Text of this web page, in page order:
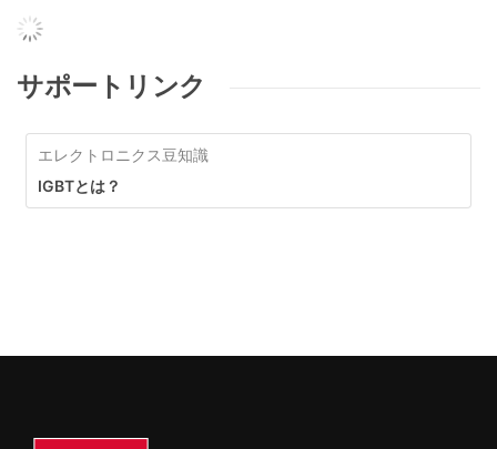
サポートリンク
エレクトロニクス豆知識
IGBTとは？